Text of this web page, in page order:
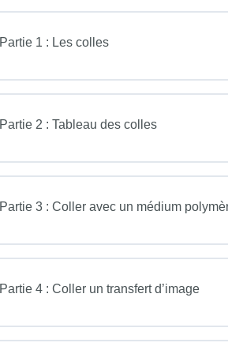
Partie 1 : Les colles
Partie 2 : Tableau des colles
Partie 3 : Coller avec un médium
Partie 4 : Coller un transfert d’image